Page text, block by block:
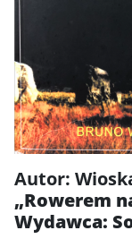
Autor:
„Rowerem
Wydawca: